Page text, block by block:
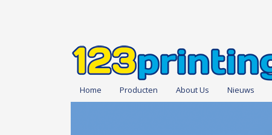
Home Producten About Us Nieuws